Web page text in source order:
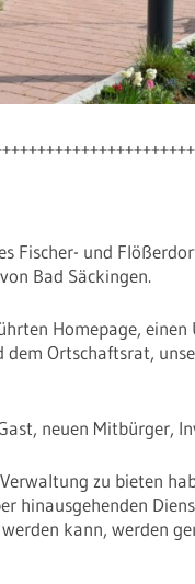
Fischer- und
Bad Säckingen.
Homepage, einen
Ortschaftsrat,
neuen Mitbürger,
zu bieten
hinausgehenden
kann, werden